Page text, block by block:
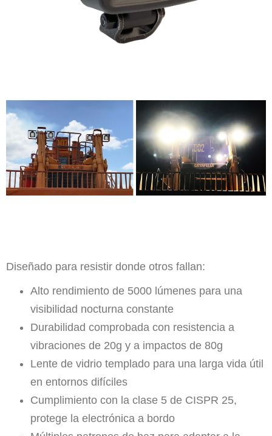
Diseñado para resistir donde otros fallan:
Alto rendimiento de 5000 lúmenes para una
visibilidad nocturna constante
Durabilidad comprobada con resistencia a
vibraciones de 20g y a impactos de 80g
Lente de vidrio templado para una larga vida útil
en entornos difíciles
Cumplimiento con la clase 5 de CISPR 25,
protege la electrónica a bordo